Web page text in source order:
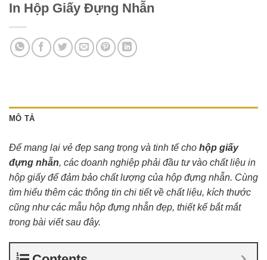
In Hộp Giấy Đựng Nhẫn
MÔ TẢ
Để mang lại vẻ đẹp sang trọng và tinh tế cho hộp giấy
đựng nhẫn, các doanh nghiệp phải đầu tư vào chất liệu in
hộp giấy để đảm bảo chất lượng của hộp đựng nhẫn. Cùng
tìm hiểu thêm các thông tin chi tiết về chất liệu, kích thước
cũng như các mẫu hộp đựng nhẫn đẹp, thiết kế bắt mắt
trong bài viết sau đây.